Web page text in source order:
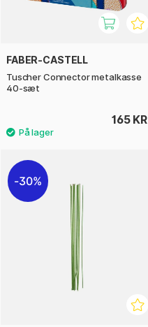
FABER-CASTELL
Tuscher Connector metalkasse
40-sæt
165 KR
30%